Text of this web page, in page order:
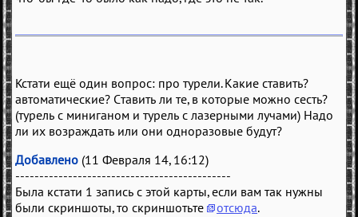
Кстати ещё один вопрос: про турели. Какие ставить?
автоматические? Ставить ли те, в которые можно сесть?
(турель с миниганом и турель с лазерными лучами) Надо
ли их возраждать или они одноразовые будут?
Добавлено (11 Февраля 14, 16:12)
---------------------------------------------
Была кстати 1 запись с этой карты, если вам так нужны
были скриншоты, то скриншотьте
отсюда.